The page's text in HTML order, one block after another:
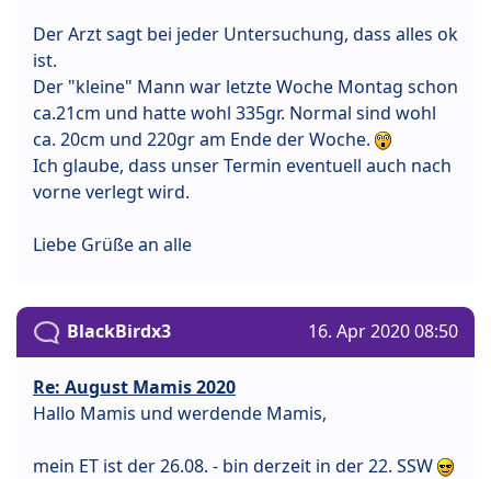
Der Arzt sagt bei jeder Untersuchung, dass alles ok
ist.
Der "kleine" Mann war letzte Woche Montag schon
ca.21cm und hatte wohl 335gr. Normal sind wohl
ca. 20cm und 220gr am Ende der Woche.
Ich glaube, dass unser Termin eventuell auch nach
vorne verlegt wird.
Liebe Grüße an alle
BlackBirdx3 16. Apr 2020 08:50
Re: August Mamis 2020
Hallo Mamis und werdende Mamis,
mein ET ist der 26.08. - bin derzeit in der 22. SSW